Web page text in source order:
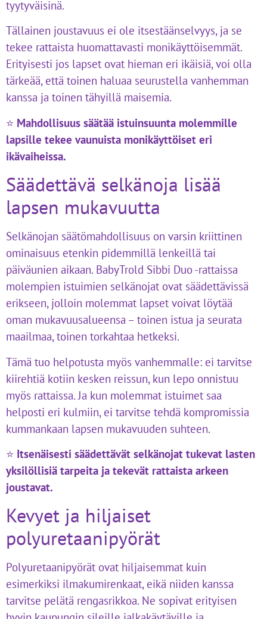
tyytyväisinä.
Tällainen joustavuus ei ole itsestäänselvyys, ja se
tekee rattaista huomattavasti monikäyttöisemmät.
Erityisesti jos lapset ovat hieman eri ikäisiä, voi olla
tärkeää, että toinen haluaa seurustella vanhemman
kanssa ja toinen tähyillä maisemia.
⭐ Mahdollisuus säätää istuinsuunta molemmille
lapsille tekee vaunuista monikäyttöiset eri
ikävaiheissa.
Säädettävä selkänoja lisää
lapsen mukavuutta
Selkänojan säätömahdollisuus on varsin kriittinen
ominaisuus etenkin pidemmillä lenkeillä tai
päiväunien aikaan. BabyTrold Sibbi Duo -rattaissa
molempien istuimien selkänojat ovat säädettävissä
erikseen, jolloin molemmat lapset voivat löytää
oman mukavuusalueensa – toinen istua ja seurata
maailmaa, toinen torkahtaa hetkeksi.
Tämä tuo helpotusta myös vanhemmalle: ei tarvitse
kiirehtiä kotiin kesken reissun, kun lepo onnistuu
myös rattaissa. Ja kun molemmat istuimet saa
helposti eri kulmiin, ei tarvitse tehdä kompromissia
kummankaan lapsen mukavuuden suhteen.
⭐ Itsenäisesti säädettävät selkänojat tukevat lasten
yksilöllisiä tarpeita ja tekevät rattaista arkeen
joustavat.
Kevyet ja hiljaiset
polyuretaanipyörät
Polyuretaanipyörät ovat hiljaisemmat kuin
esimerkiksi ilmakumirenkaat, eikä niiden kanssa
tarvitse pelätä rengasrikkoa. Ne sopivat erityisen